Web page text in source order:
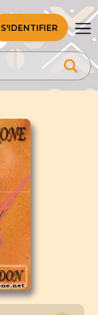
S'IDENTIFIER